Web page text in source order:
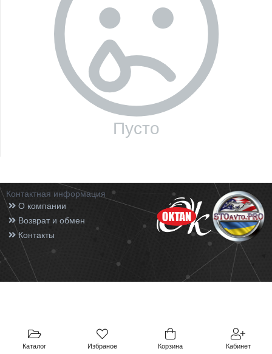
Каталог Избраное Корзина Кабинет
Пусто
Контактная информация
О компании
Возврат и обмен
Контакты